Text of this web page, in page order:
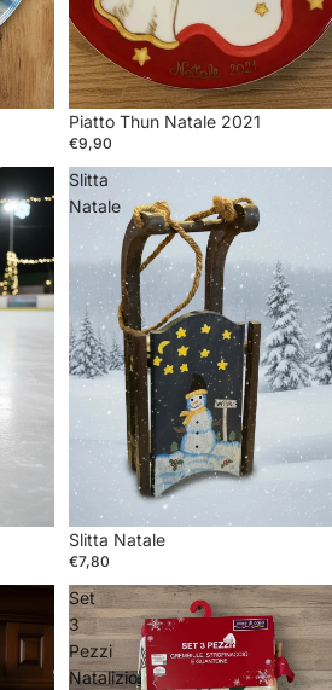
Piatto Thun Natale 2021
€9,90
Slitta
Natale
Slitta Natale
€7,80
Set
3
Pezzi
Natalizio